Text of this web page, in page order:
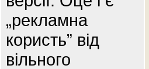
„рекламна
користь” від
вільного